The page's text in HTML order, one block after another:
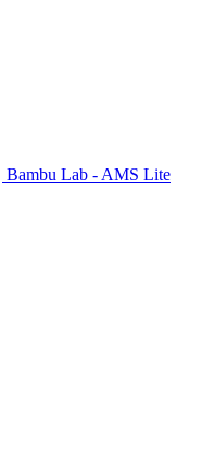
Bambu Lab - AMS Lite